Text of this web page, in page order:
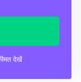
देखें